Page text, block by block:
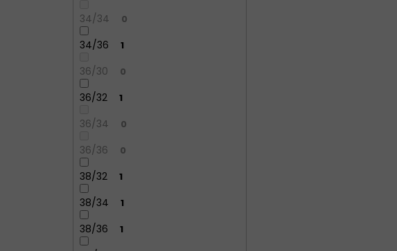
34/34 0
34/36 1
36/30 0
36/32 1
36/34 0
36/36 0
38/32 1
38/34 1
38/36 1